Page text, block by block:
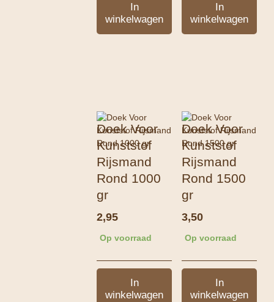
In
winkelwagen
In
winkelwagen
Doek Voor
Kunststof
Rijsmand
Rond 1000
gr
2,95
Op voorraad
In
winkelwagen
Doek Voor
Kunststof
Rijsmand
Rond 1500
gr
3,50
Op voorraad
In
winkelwagen